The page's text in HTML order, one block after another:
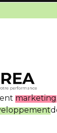
marketing